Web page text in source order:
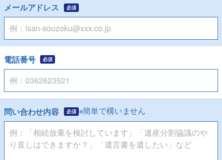
メールアドレス 必須
電話番号 必須
問い合わせ内容 必須 ※簡単で構いません